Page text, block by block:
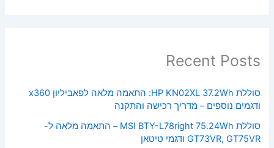
Recent Posts
סוללת HP KN02XL 37.2Wh: התאמה מלאה לפאביליון x360
ודגמים נוספים – מדריך רכישה והתקנה
סוללת MSI BTY-L78right 75.24Wh – התאמה מלאה ל-
GT73VR, GT75VR ודגמי טיטאן